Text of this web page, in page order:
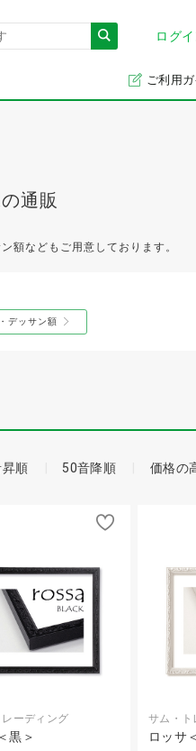
ログ
ご利用
通販
額などもご用意しております。
デッサン額
順 50音降順 価格の
ーディング
黒＞
サム・ト
ロッサ